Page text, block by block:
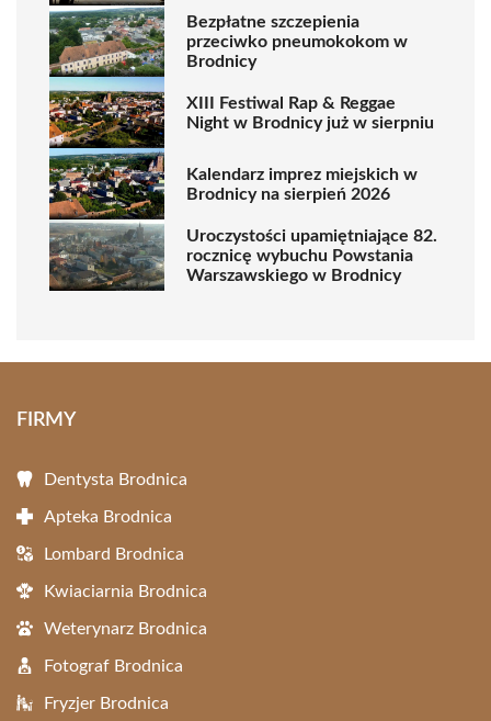
Bezpłatne szczepienia
przeciwko pneumokokom w
Brodnicy
XIII Festiwal Rap & Reggae
Night w Brodnicy już w sierpniu
Kalendarz imprez miejskich w
Brodnicy na sierpień 2026
Uroczystości upamiętniające 82.
rocznicę wybuchu Powstania
Warszawskiego w Brodnicy
FIRMY
Dentysta Brodnica
Apteka Brodnica
Lombard Brodnica
Kwiaciarnia Brodnica
Weterynarz Brodnica
Fotograf Brodnica
Fryzjer Brodnica